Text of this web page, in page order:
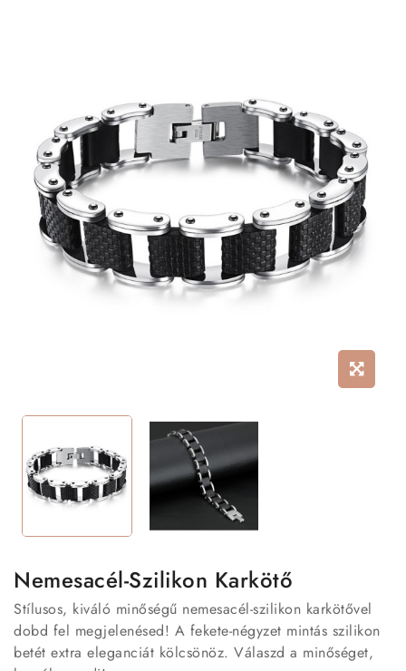
Nemesacél-Szilikon Karkötő
Stílusos, kiváló minőségű nemesacél-szilikon karkötővel
dobd fel megjelenésed! A fekete-négyzet mintás szilikon
betét extra eleganciát kölcsönöz. Válaszd a minőséget,